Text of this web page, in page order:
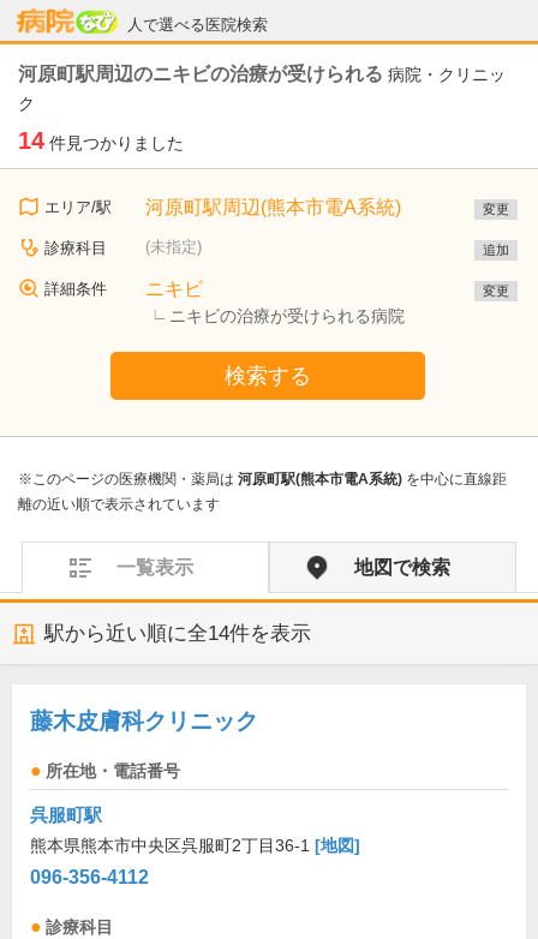
人で選べる医院検索
病院なび
河原町駅周辺のニキビの治療が受けられる 病院・クリニッ
ク
14 件見つかりました
エリア/駅 河原町駅周辺(熊本市電A系統) 変更
診療科目 (未指定) 追加
詳細条件 ニキビ
ニキビの治療が受けられる病院
変更
検索する
※このページの医療機関・薬局は 河原町駅(熊本市電A系統) を中心に直線距
離の近い順で表示されています
一覧表示 地図で検索
駅から近い順に全14件を表示
藤木皮膚科クリニック
所在地・電話番号
呉服町駅
熊本県熊本市中央区呉服町2丁目36-1 [地図]
096-356-4112
診療科目